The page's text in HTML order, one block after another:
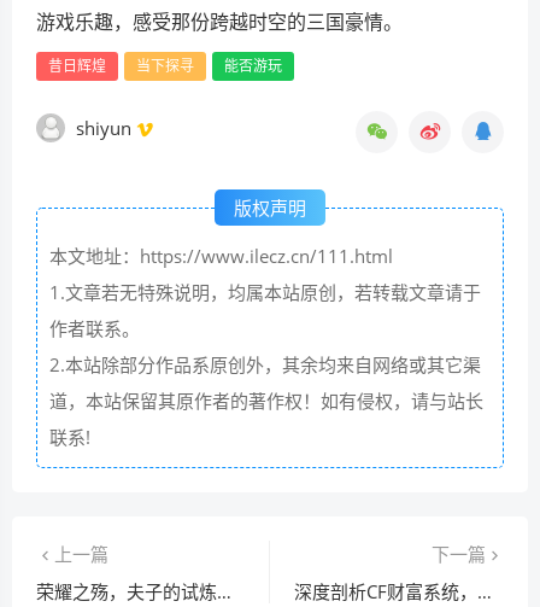
游戏乐趣，感受那份跨越时空的三国豪情。
昔日辉煌 当下探寻 能否游玩
shiyun
版权声明
本文地址：https://www.ilecz.cn/111.html
1.文章若无特殊说明，均属本站原创，若转载文章请于
作者联系。
2.本站除部分作品系原创外，其余均来自网络或其它渠
道，本站保留其原作者的著作权！如有侵权，请与站长
联系!
上一篇
荣耀之殇，夫子的试炼二塔被摧毁
下一篇
深度剖析CF财富系统，虚拟世界的经济密码